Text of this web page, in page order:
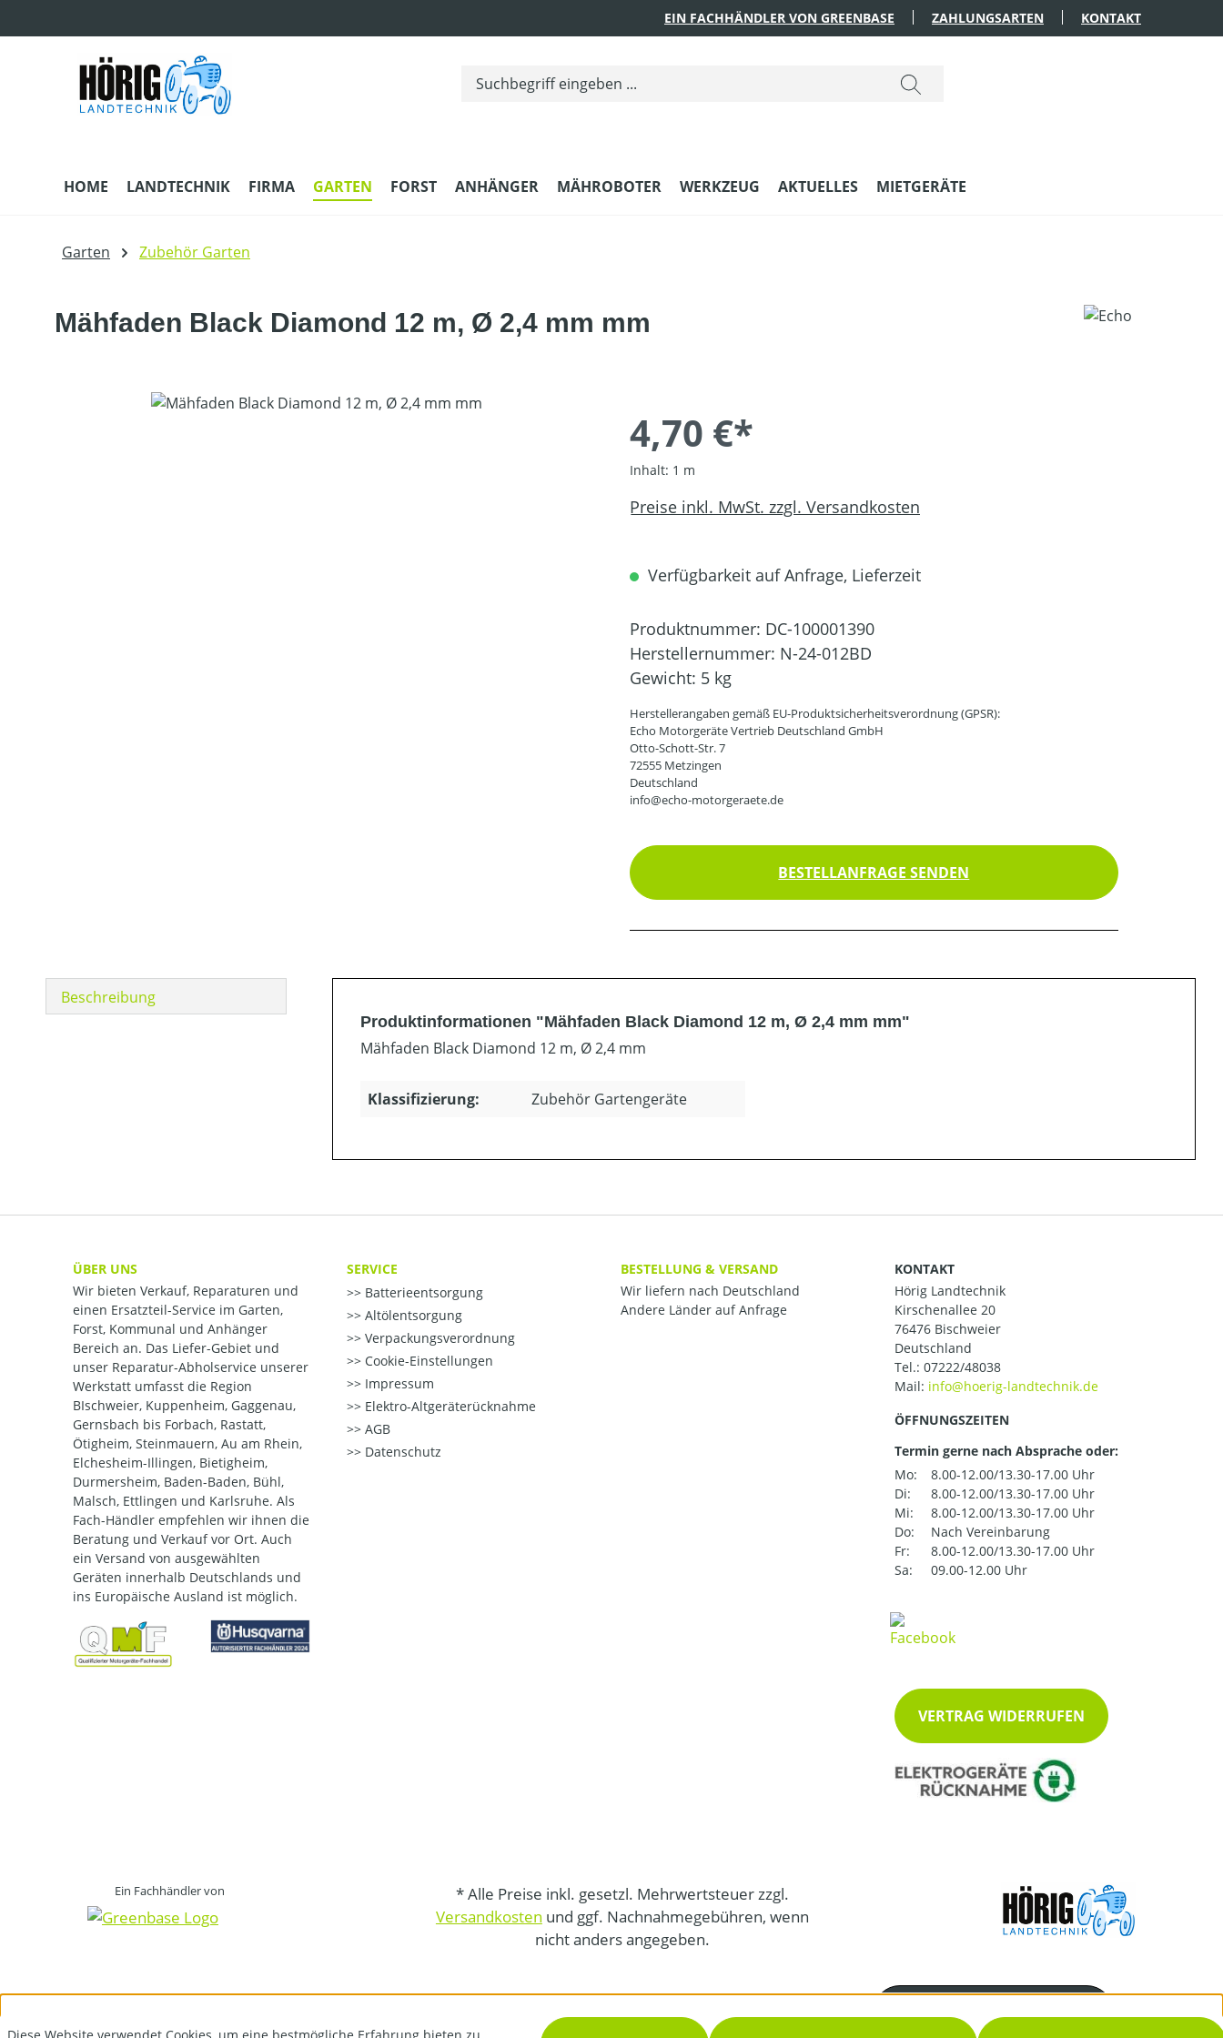
EIN FACHHÄNDLER VON GREENBASE ZAHLUNGSARTEN KONTAKT
HOME LANDTECHNIK FIRMA GARTEN FORST ANHÄNGER MÄHROBOTER WERKZEUG AKTUELLES MIETGERÄTE
Garten Zubehör Garten
Mähfaden Black Diamond 12 m, Ø 2,4 mm mm
Bildergalerie überspringen
4,70 €*
Inhalt: 1 m
Preise inkl. MwSt. zzgl. Versandkosten
Verfügbarkeit auf Anfrage, Lieferzeit
Produktnummer: DC-100001390
Herstellernummer: N-24-012BD
Gewicht: 5 kg
Herstellerangaben gemäß EU-Produktsicherheitsverordnung (GPSR):
Echo Motorgeräte Vertrieb Deutschland GmbH
Otto-Schott-Str. 7
72555 Metzingen
Deutschland
info@echo-motorgeraete.de
BESTELLANFRAGE SENDEN
Beschreibung
Produktinformationen "Mähfaden Black Diamond 12 m, Ø 2,4 mm mm"
Mähfaden Black Diamond 12 m, Ø 2,4 mm
Klassifizierung: Zubehör Gartengeräte
ÜBER UNS
Wir bieten Verkauf, Reparaturen und
einen Ersatzteil-Service im Garten,
Forst, Kommunal und Anhänger
Bereich an. Das Liefer-Gebiet und
unser Reparatur-Abholservice unserer
Werkstatt umfasst die Region
BIschweier, Kuppenheim, Gaggenau,
Gernsbach bis Forbach, Rastatt,
Ötigheim, Steinmauern, Au am Rhein,
Elchesheim-Illingen, Bietigheim,
Durmersheim, Baden-Baden, Bühl,
Malsch, Ettlingen und Karlsruhe. Als
Fach-Händler empfehlen wir ihnen die
Beratung und Verkauf vor Ort. Auch
ein Versand von ausgewählten
Geräten innerhalb Deutschlands und
ins Europäische Ausland ist möglich.
SERVICE
Batterieentsorgung
Altölentsorgung
Verpackungsverordnung
Cookie-Einstellungen
Impressum
Elektro-Altgeräterücknahme
AGB
Datenschutz
BESTELLUNG & VERSAND
Wir liefern nach Deutschland
Andere Länder auf Anfrage
KONTAKT
Hörig Landtechnik
Kirschenallee 20
76476 Bischweier
Deutschland
Tel.: 07222/48038
Mail:
ÖFFNUNGSZEITEN
Termin gerne nach Absprache oder:
Mo:
8.00-12.00/13.30-17.00 Uhr
Di:
8.00-12.00/13.30-17.00 Uhr
Mi:
8.00-12.00/13.30-17.00 Uhr
Do:
Nach Vereinbarung
Fr:
8.00-12.00/13.30-17.00 Uhr
Sa:
09.00-12.00 Uhr
VERTRAG WIDERRUFEN
Ein Fachhändler von
* Alle Preise inkl. gesetzl. Mehrwertsteuer zzgl.
Versandkosten und ggf. Nachnahmegebühren, wenn
nicht anders angegeben.
07222/48038